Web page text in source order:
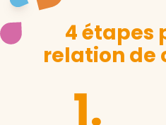
4 étapes
relation de